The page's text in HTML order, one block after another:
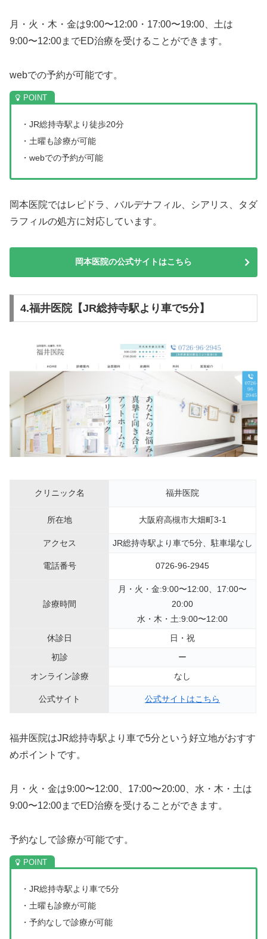
月・火・木・金は9:00〜12:00・17:00〜19:00、土は
9:00〜12:00までED治療を受けることができます。
webでの予約が可能です。
・JR総持寺駅より徒歩20分
・土曜も診療が可能
・webでの予約が可能
岡本医院ではレピドラ、バルデナフィル、シアリス、タダ
ラフィルの処方に対応しています。
岡本医院の公式サイトはこちら
4.福井医院【JR総持寺駅より車で5分】
クリニック名 福井医院
所在地 大阪府高槻市大畑町3-1
アクセス JR総持寺駅より車で5分、駐車場なし
電話番号 0726-96-2945
診療時間
月・火・金:9:00〜12:00、17:00〜
20:00
水・木・土:9:00〜12:00
休診日
日・祝
初診
ー
オンライン診療
なし
公式サイト 公式サイトはこちら
福井医院はJR総持寺駅より車で5分という好立地がおすす
めポイントです。
月・火・金は9:00〜12:00、17:00〜20:00、水・木・土は
9:00〜12:00までED治療を受けることができます。
予約なしで診療が可能です。
・JR総持寺駅より車で5分
・土曜も診療が可能
・予約なしで診療が可能